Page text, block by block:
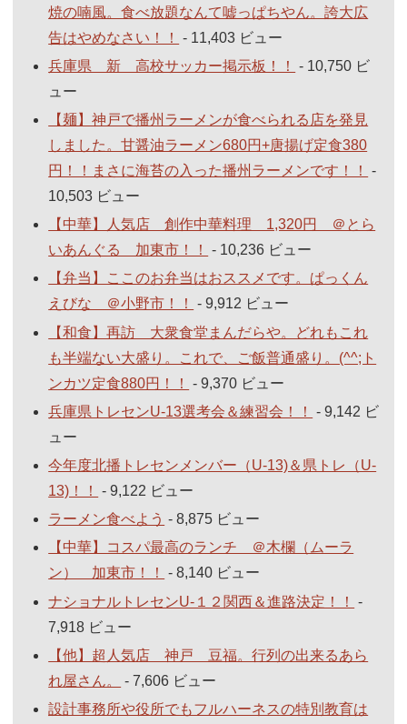
焼の喃風。食べ放題なんて嘘っぱちやん。誇大広
告はやめなさい！！
- 11,403 ビュー
兵庫県 新 高校サッカー掲示板！！
- 10,750 ビ
ュー
【麺】神戸で播州ラーメンが食べられる店を発見
しました。甘醤油ラーメン680円+唐揚げ定食380
円！！まさに海苔の入った播州ラーメンです！！
-
10,503 ビュー
【中華】人気店 創作中華料理 1,320円 ＠とら
いあんぐる 加東市！！
- 10,236 ビュー
【弁当】ここのお弁当はおススメです。ぱっくん
えびな ＠小野市！！
- 9,912 ビュー
【和食】再訪 大衆食堂まんだらや。どれもこれ
も半端ない大盛り。これで、ご飯普通盛り。(^^;ト
ンカツ定食880円！！
- 9,370 ビュー
兵庫県トレセンU-13選考会＆練習会！！
- 9,142 ビ
ュー
今年度北播トレセンメンバー（U-13)＆県トレ（U-
13)！！
- 9,122 ビュー
ラーメン食べよう - 8,875 ビュー
【中華】コスパ最高のランチ ＠木欄（ムーラ
ン） 加東市！！
- 8,140 ビュー
ナショナルトレセンU-１２関西＆進路決定！！
-
7,918 ビュー
【他】超人気店 神戸 豆福。行列の出来るあら
れ屋さん。
- 7,606 ビュー
設計事務所や役所でもフルハーネスの特別教育は